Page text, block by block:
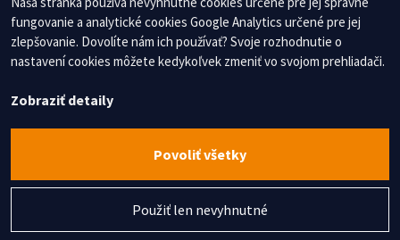
fungovanie a analytické cookies Google Analytics určené pre jej
zlepšovanie. Dovolíte nám ich používať? Svoje rozhodnutie o
nastavení cookies môžete kedykoľvek zmeniť vo svojom prehliadači.
Zobraziť detaily
Povoliť všetky
Použiť len nevyhnutné
Nezmeškajte žiadne novinky, prihláste sa na odber
newslettera.
Chcem dostávať najnovšie informácie
vytvorenébezsablony.sk